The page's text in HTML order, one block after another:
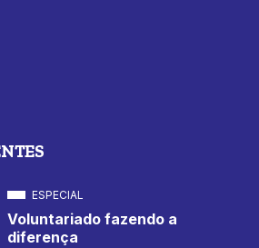
ESPECIAL
Voluntariado fazendo a
diferença